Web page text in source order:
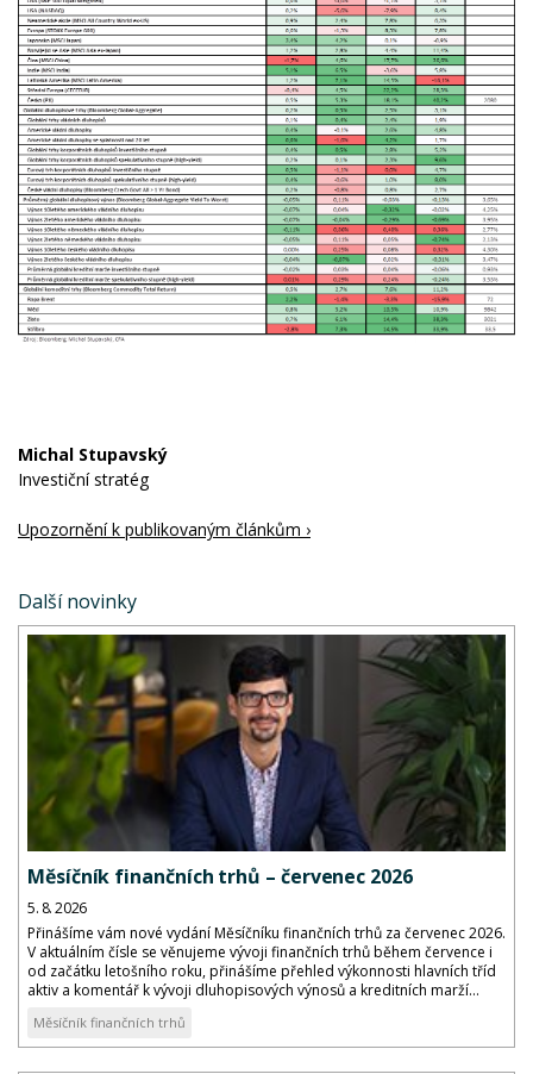
Michal Stupavský
Investiční stratég
Upozornění k publikovaným článkům ›
Další novinky
Měsíčník finančních trhů – červenec 2026
5. 8. 2026
Přinášíme vám nové vydání Měsíčníku finančních trhů za červenec 2026.
V aktuálním čísle se věnujeme vývoji finančních trhů během července i
od začátku letošního roku, přinášíme přehled výkonnosti hlavních tříd
aktiv a komentář k vývoji dluhopisových výnosů a kreditních marží...
Měsíčník finančních trhů